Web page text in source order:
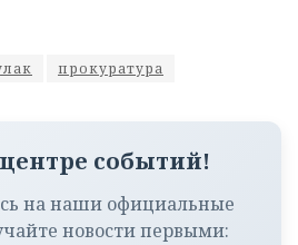
прокуратура
событий!
на наши официальные
новости первыми: